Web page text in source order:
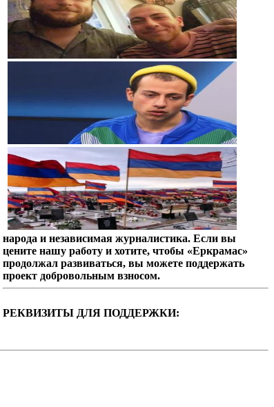
народа и независимая журналистика. Если вы
цените нашу работу и хотите, чтобы «Еркрамас»
продолжал развиваться, вы можете поддержать
проект добровольным взносом.
РЕКВИЗИТЫ ДЛЯ ПОДДЕРЖКИ: